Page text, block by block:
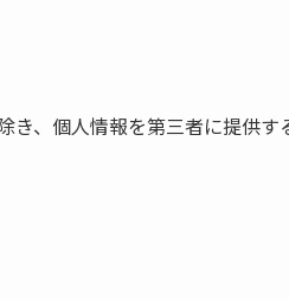
、個人情報を第三者に提供す